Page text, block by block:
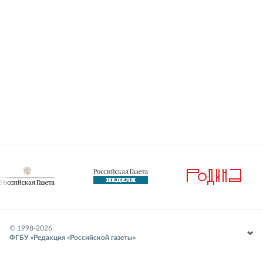
© 1998-2026
ФГБУ «Редакция «Российской газеты»